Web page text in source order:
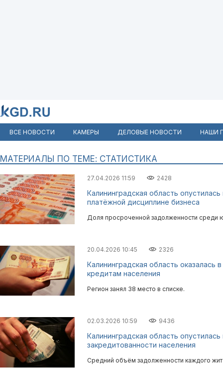
ВСЕ НОВОСТИ КАМЕРЫ ДЕЛОВЫЕ НОВОСТИ НАШИ
МАТЕРИАЛЫ ПО ТЕМЕ: СТАТИСТИКА
27.04.2026 11:59 2428
Калининградская область
платёжной дисциплине бизнеса
Доля просроченной задолженности среди
20.04.2026 10:45 2326
Калининградская область
кредитам населения
Регион занял 38 место в списке.
02.03.2026 10:59 9436
Калининградская область
закредитованности населения
Средний объём задолженности каждого